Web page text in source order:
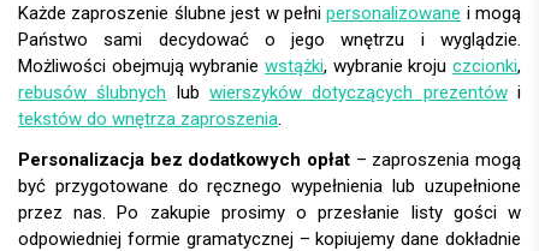
Każde zaproszenie ślubne jest w pełnipersonalizowane i mogą
Państwo sami decydować o jego wnętrzu i wyglądzie.
Możliwości obejmują wybranie wstążki, wybranie kroju czcionki,
rebusów ślubnych lubwierszyków dotyczących prezentówi
tekstów do wnętrza zaproszenia.
Personalizacja bez dodatkowych opłat – zaproszenia mogą
być przygotowane do ręcznego wypełnienia lub uzupełnione
przez nas. Po zakupie prosimy o przesłanie listy gości w
odpowiedniej formie gramatycznej – kopiujemy dane dokładnie